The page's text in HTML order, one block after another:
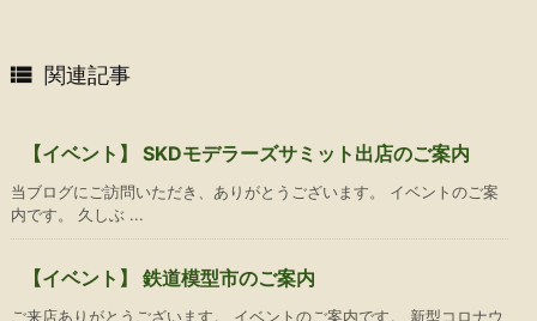
 関連記事
【イベント】 SKDモデラーズサミット出店のご案内
当ブログにご訪問いただき、ありがとうございます。 イベントのご案
内です。 久しぶ ...
【イベント】 鉄道模型市のご案内
ご来店ありがとうございます。 イベントのご案内です。 新型コロナウ